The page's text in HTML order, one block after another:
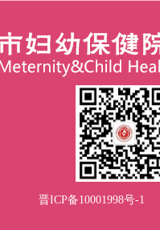
晋ICP备10001998号-1